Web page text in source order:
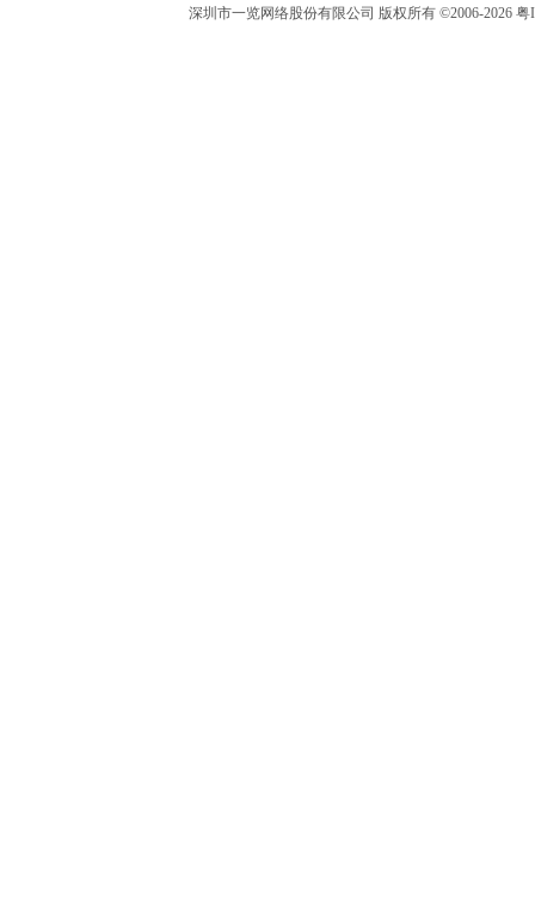
深圳市一览网络股份有限公司 版权所有 ©2006-2026